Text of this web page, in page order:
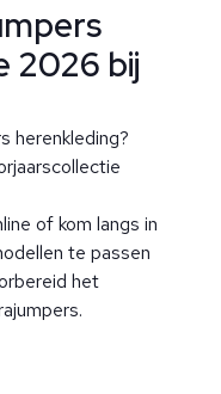
2026 bij
herenkleding?
of kom langs in
te passen
het